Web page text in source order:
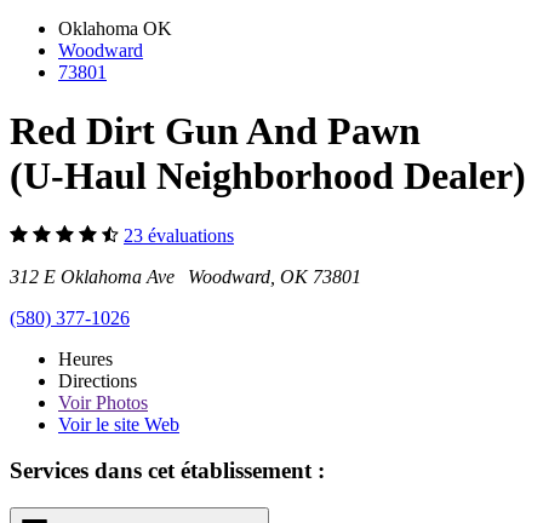
Oklahoma OK
Woodward
73801
Red Dirt Gun And Pawn
(U-Haul Neighborhood Dealer)
23 évaluations
312 E Oklahoma Ave Woodward, OK 73801
(580) 377-1026
Heures
Directions
VoirPhotos
Voir le site Web
Services dans cet établissement :